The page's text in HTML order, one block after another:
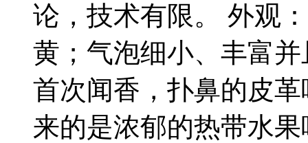
论，技术有限。 外观
黄；气泡细小、丰富
首次闻香，扑鼻的皮
来的是浓郁的热带水